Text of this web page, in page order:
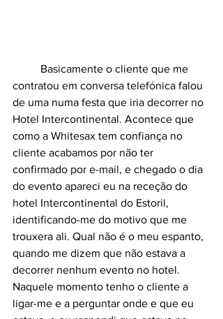
contratou em conversa telefónica falou
de uma numa festa que iria decorrer no
Hotel Intercontinental. Acontece que
como a Whitesax tem confiança no
cliente acabamos por não ter
confirmado por e-mail, e chegado o dia
do evento apareci eu na receção do
hotel Intercontinental do Estoril,
identificando-me do motivo que me
trouxera ali. Qual não é o meu espanto,
quando me dizem que não estava a
decorrer nenhum evento no hotel.
Naquele momento tenho o cliente a
ligar-me e a perguntar onde e que eu